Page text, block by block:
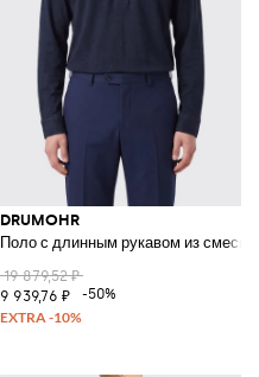
DRUMOHR
Поло с длинным рукавом из смеси
19 879,52 ₽
9 939,76 ₽
-50%